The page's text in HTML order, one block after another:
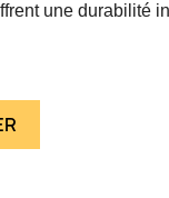
une durabilité